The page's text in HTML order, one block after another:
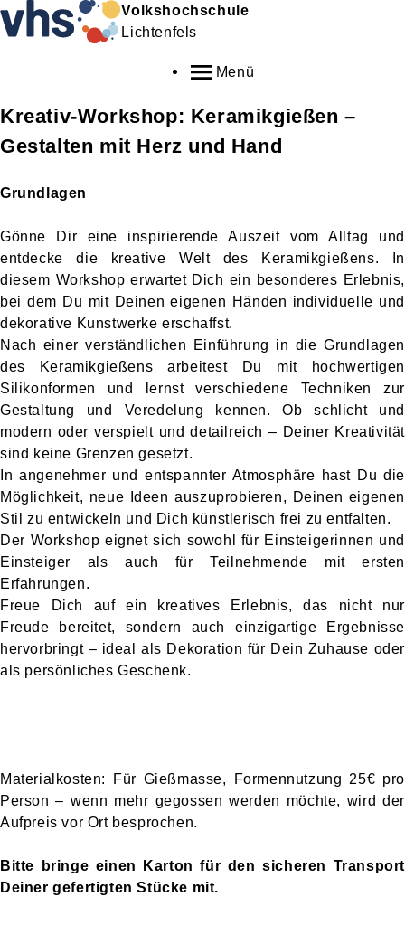
Volkshochschule
Lichtenfels
Menü
Kreativ-Workshop: Keramikgießen –
Gestalten mit Herz und Hand
Grundlagen
Gönne Dir eine inspirierende Auszeit vom Alltag und
entdecke die kreative Welt des Keramikgießens. In
diesem Workshop erwartet Dich ein besonderes Erlebnis,
bei dem Du mit Deinen eigenen Händen individuelle und
dekorative Kunstwerke erschaffst.
Nach einer verständlichen Einführung in die Grundlagen
des Keramikgießens arbeitest Du mit hochwertigen
Silikonformen und lernst verschiedene Techniken zur
Gestaltung und Veredelung kennen. Ob schlicht und
modern oder verspielt und detailreich – Deiner Kreativität
sind keine Grenzen gesetzt.
In angenehmer und entspannter Atmosphäre hast Du die
Möglichkeit, neue Ideen auszuprobieren, Deinen eigenen
Stil zu entwickeln und Dich künstlerisch frei zu entfalten.
Der Workshop eignet sich sowohl für Einsteigerinnen und
Einsteiger als auch für Teilnehmende mit ersten
Erfahrungen.
Freue Dich auf ein kreatives Erlebnis, das nicht nur
Freude bereitet, sondern auch einzigartige Ergebnisse
hervorbringt – ideal als Dekoration für Dein Zuhause oder
als persönliches Geschenk.
Materialkosten: Für Gießmasse, Formennutzung 25€ pro
Person – wenn mehr gegossen werden möchte, wird der
Aufpreis vor Ort besprochen.
Bitte bringe einen Karton für den sicheren Transport
Deiner gefertigten Stücke mit.